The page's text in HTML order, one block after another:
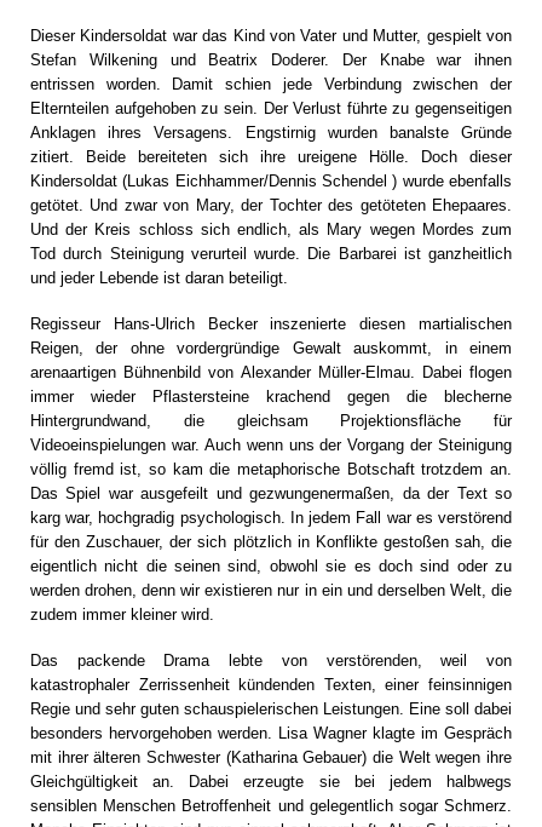
Dieser Kindersoldat war das Kind von Vater und Mutter, gespielt von
Stefan Wilkening und Beatrix Doderer. Der Knabe war ihnen
entrissen worden. Damit schien jede Verbindung zwischen der
Elternteilen aufgehoben zu sein. Der Verlust führte zu gegenseitigen
Anklagen ihres Versagens. Engstirnig wurden banalste Gründe
zitiert. Beide bereiteten sich ihre ureigene Hölle. Doch dieser
Kindersoldat (Lukas Eichhammer/Dennis Schendel ) wurde ebenfalls
getötet. Und zwar von Mary, der Tochter des getöteten Ehepaares.
Und der Kreis schloss sich endlich, als Mary wegen Mordes zum
Tod durch Steinigung verurteil wurde. Die Barbarei ist ganzheitlich
und jeder Lebende ist daran beteiligt.
Regisseur Hans-Ulrich Becker inszenierte diesen martialischen
Reigen, der ohne vordergründige Gewalt auskommt, in einem
arenaartigen Bühnenbild von Alexander Müller-Elmau. Dabei flogen
immer wieder Pflastersteine krachend gegen die blecherne
Hintergrundwand, die gleichsam Projektionsfläche für
Videoeinspielungen war. Auch wenn uns der Vorgang der Steinigung
völlig fremd ist, so kam die metaphorische Botschaft trotzdem an.
Das Spiel war ausgefeilt und gezwungenermaßen, da der Text so
karg war, hochgradig psychologisch. In jedem Fall war es verstörend
für den Zuschauer, der sich plötzlich in Konflikte gestoßen sah, die
eigentlich nicht die seinen sind, obwohl sie es doch sind oder zu
werden drohen, denn wir existieren nur in ein und derselben Welt, die
zudem immer kleiner wird.
Das packende Drama lebte von verstörenden, weil von
katastrophaler Zerrissenheit kündenden Texten, einer feinsinnigen
Regie und sehr guten schauspielerischen Leistungen. Eine soll dabei
besonders hervorgehoben werden. Lisa Wagner klagte im Gespräch
mit ihrer älteren Schwester (Katharina Gebauer) die Welt wegen ihre
Gleichgültigkeit an. Dabei erzeugte sie bei jedem halbwegs
sensiblen Menschen Betroffenheit und gelegentlich sogar Schmerz.